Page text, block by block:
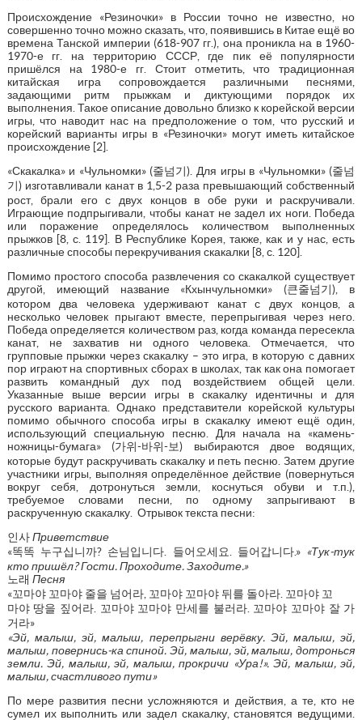
Происхождение «Резиночки» в России точно не известно, но
совершенно точно можно сказать, что, появившись в Китае ещё во
времена Танской империи (618-907 гг.), она проникла на в 1960-
1970-е гг. на территорию СССР, где пик её популярности
пришёлся на 1980-е гг. Стоит отметить, что традиционная
китайская игра сопровождается различными песнями,
задающими ритм прыжкам и диктующими порядок их
выполнения. Такое описание довольно близко к корейской версии
игры, что наводит нас на предположение о том, что русский и
корейский варианты игры в «Резиночки» могут иметь китайское
происхождение [2].
«Скакалка» и «Чульномки» (줄넘기). Для игры в «Чульномки» (줄넘
기) изготавливали канат в 1,5-2 раза превышающий собственный
рост, брали его с двух концов в обе руки и раскручивали.
Играющие подпрыгивали, чтобы канат не задел их ноги. Победа
или поражение определялось количеством выполненных
прыжков [8, с. 119]. В Республике Корея, также, как и у нас, есть
различные способы перекручивания скакалки [8, с. 120].
Помимо простого способа развлечения со скакалкой существует
другой, имеющий название «Кхынчульномки» (큰줄넘기), в
котором два человека удерживают канат с двух концов, а
несколько человек прыгают вместе, перепрыгивая через него.
Победа определяется количеством раз, когда команда пересекла
канат, не захватив ни одного человека. Отмечается, что
групповые прыжки через скакалку – это игра, в которую с давних
пор играют на спортивных сборах в школах, так как она помогает
развить командный дух под воздействием общей цели.
Указанные выше версии игры в скакалку идентичны и для
русского варианта. Однако представители корейской культуры
помимо обычного способа игры в скакалку имеют ещё один,
использующий специальную песню. Для начала на «камень-
ножницы-бумага» (가위-바위-보) выбираются двое водящих,
которые будут раскручивать скакалку и петь песню. Затем другие
участники игры, выполняя определённое действие (повернуться
вокруг себя, дотронуться земли, коснуться обуви и т.п.),
требуемое словами песни, по одному запрыгивают в
раскрученную скакалку. Отрывок текста песни:
인사Приветствие
«똑똑 누구십니까? 손님입니다. 들어오세요. 들어갑니다.» «Тук-тук
кто пришёл? Гости. Проходите. Заходите.»
노래 Песня
«꼬마야 꼬마야 줄을 넘어라, 꼬마야 꼬마야 뒤를 돌아라. 꼬마야 꼬
마야 땅을 짚어라. 꼬마야 꼬마야 만세를 불러라. 꼬마야 꼬마야 잘 가
거라»
«Эй, малыш, эй, малыш, перепрыгни верёвку. Эй, малыш, эй,
малыш, повернись-ка спиной. Эй, малыш, эй, малыш, дотронься
земли. Эй, малыш, эй, малыш, прокричи «Ура!». Эй, малыш, эй,
малыш, счастливого пути»
По мере развития песни усложняются и действия, а те, кто не
сумел их выполнить или задел скакалку, становятся ведущими.